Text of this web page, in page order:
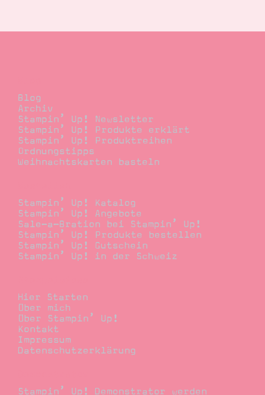
Blog
Archiv
Stampin’ Up! Newsletter
Stampin’ Up! Produkte erklärt
Stampin’ Up! Produktreihen
Ordnungstipps
Weihnachtskarten basteln
Stampin’ Up! Katalog
Stampin’ Up! Angebote
Sale-a-Bration bei Stampin’ Up!
Stampin’ Up! Produkte bestellen
Stampin’ Up! Gutschein
Stampin’ Up! in der Schweiz
Hier Starten
Über mich
Über Stampin’ Up!
Kontakt
Impressum
Datenschutzerklärung
Stampin’ Up! Demonstrator werden